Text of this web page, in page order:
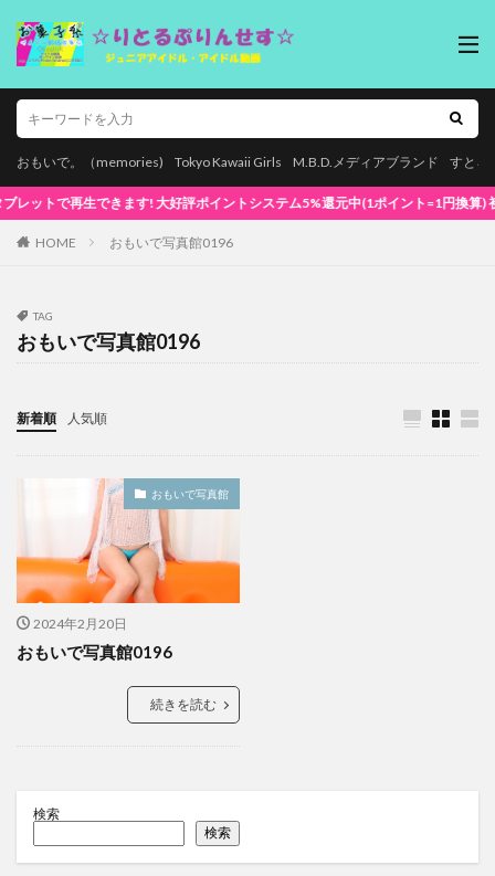
おもいで。（memories) Tokyo Kawaii Girls M.B.D.メディアブランド すとろ
ます! 大好評ポイントシステム5%還元中(1ポイント=1円換算) 初めてでも安心
HOME おもいで写真館0196
TAG
おもいで写真館0196
新着順 人気順
おもいで写真館
2024年2月20日
おもいで写真館0196
続きを読む
検索
検索